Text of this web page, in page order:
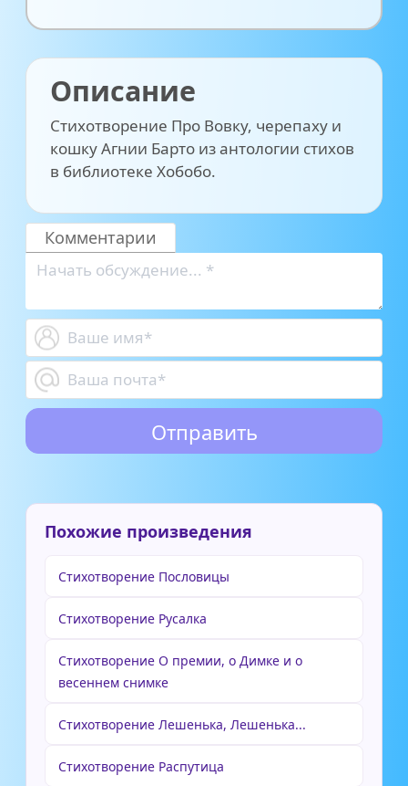
Описание
Стихотворение Про Вовку, черепаху и
кошку Агнии Барто из антологии стихов
в библиотеке Хобобо.
Комментарии
Похожие произведения
Стихотворение Пословицы
Стихотворение Русалка
Стихотворение О премии, о Димке и о
весеннем снимке
Стихотворение Лешенька, Лешенька...
Стихотворение Распутица